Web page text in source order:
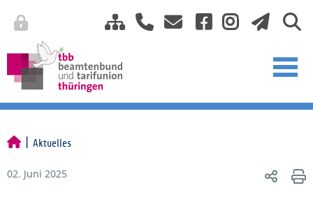
Aktuelles
02. Juni 2025